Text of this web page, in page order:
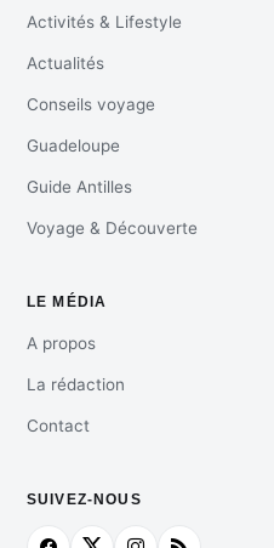
Activités & Lifestyle
Actualités
Conseils voyage
Guadeloupe
Guide Antilles
Voyage & Découverte
LE MÉDIA
A propos
La rédaction
Contact
SUIVEZ-NOUS